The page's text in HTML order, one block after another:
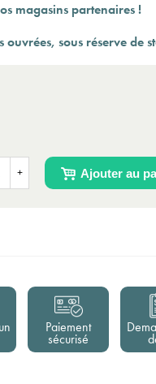
magasins partenaires !
sous réserve de
+ Ajouter au
Paiement
sécurisé